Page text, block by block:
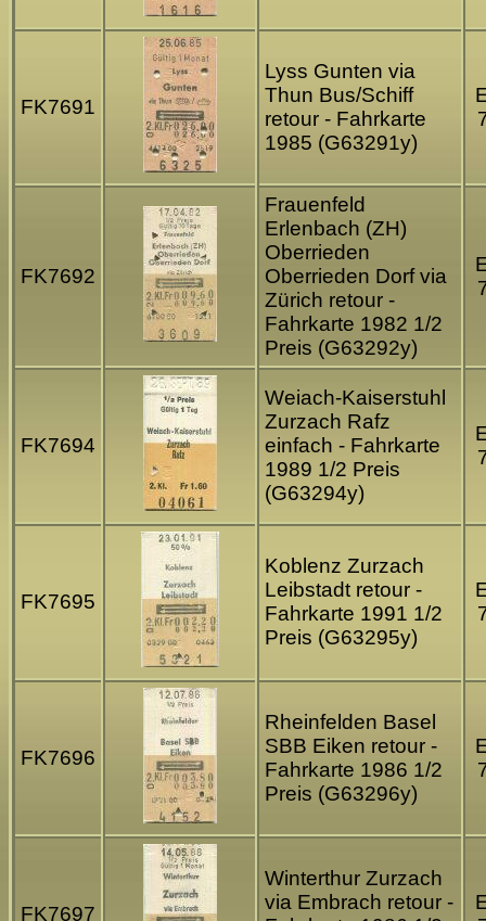
FK7691
Lyss Gunten via
Thun Bus/Schiff
retour - Fahrkarte
1985 (G63291y)
FK7692
Frauenfeld
Erlenbach (ZH)
Oberrieden
Oberrieden Dorf via
Zürich retour -
Fahrkarte 1982 1/2
Preis (G63292y)
FK7694
Weiach-Kaiserstuhl
Zurzach Rafz
einfach - Fahrkarte
1989 1/2 Preis
(G63294y)
FK7695
Koblenz Zurzach
Leibstadt retour -
Fahrkarte 1991 1/2
Preis (G63295y)
FK7696
Rheinfelden Basel
SBB Eiken retour -
Fahrkarte 1986 1/2
Preis (G63296y)
FK7697
Winterthur Zurzach
via Embrach retour -